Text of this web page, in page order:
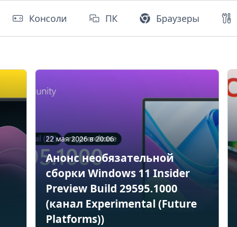
Консоли ПК Браузеры
22 мая 2026 в 20:06
Анонс необязательной
сборки Windows 11 Insider
Preview Build 29595.1000
(канал Experimental (Future
Platforms))